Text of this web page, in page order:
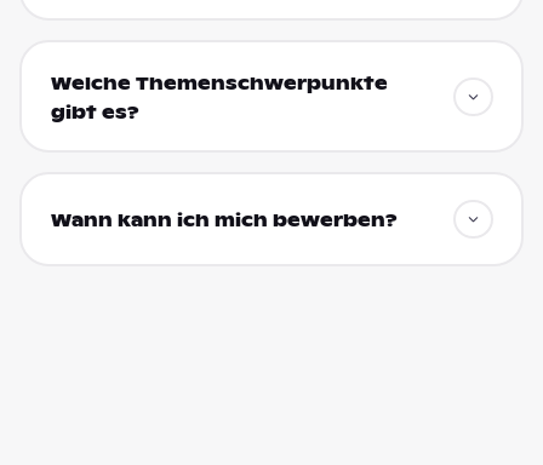
Welche Themenschwerpunkte
gibt es?
Wann kann ich mich bewerben?